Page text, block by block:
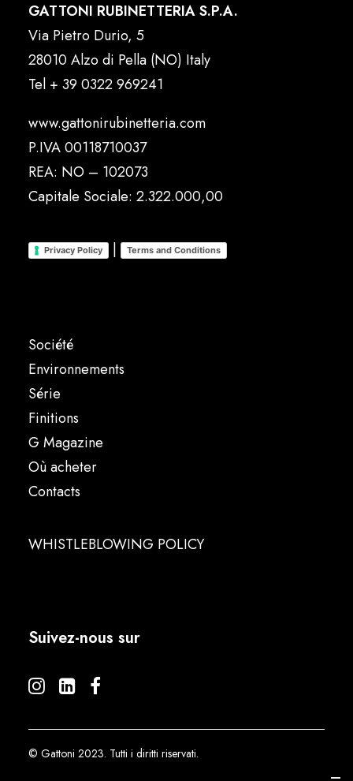
GATTONI RUBINETTERIA S.P.A.
Via Pietro Durio, 5
28010 Alzo di Pella (NO) Italy
Tel + 39 0322 969241
www.gattonirubinetteria.com
P.IVA 00118710037
REA: NO – 102073
Capitale Sociale: 2.322.000,00
Privacy Policy | Terms and Conditions
Société
Environnements
Série
Finitions
G Magazine
Où acheter
Contacts
WHISTLEBLOWING POLICY
Suivez-nous sur
© Gattoni 2023. Tutti i diritti riservati.